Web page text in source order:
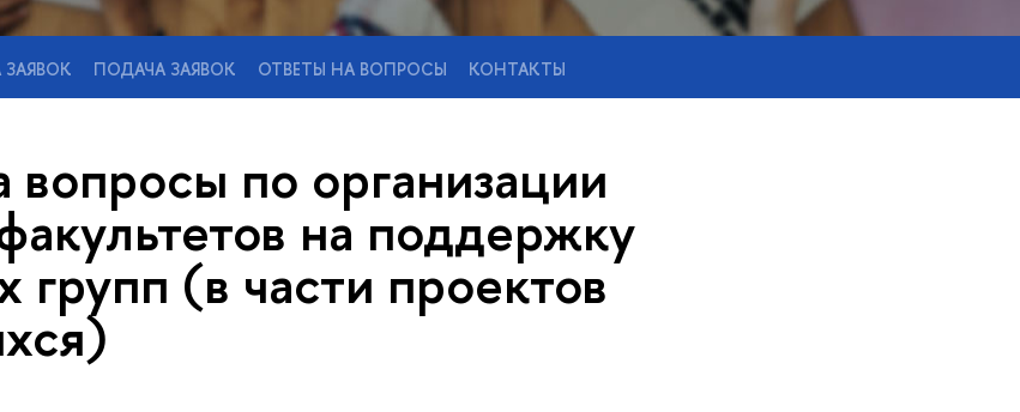
ПОДАЧА ЗАЯВОК ОТВЕТЫ НА ВОПРОСЫ КОНТАКТЫ
по организации
на поддержку
групп (в части проектов